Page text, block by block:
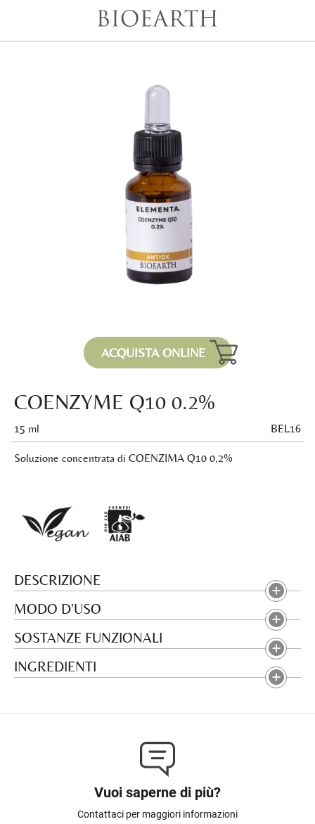
ACQUISTA ONLINE
COENZYME Q10 0.2%
15 ml BEL16
Soluzione concentrata di COENZIMA Q10 0,2%
DESCRIZIONE
MODO D'USO
SOSTANZE FUNZIONALI
INGREDIENTI
Vuoi saperne di più?
Contattaci per maggiori informazioni